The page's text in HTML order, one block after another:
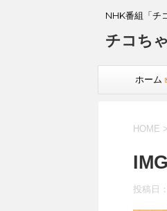
NHK番組「チ
チコち
ホーム
HOME >
投稿日：